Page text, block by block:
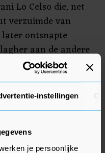
instellingen
je persoonlijke
Lo Celso die, net
verzuimde van
ontsnapte
aan de andere
raakte. In de 88e
Kane kopte
Sam Johnstone.